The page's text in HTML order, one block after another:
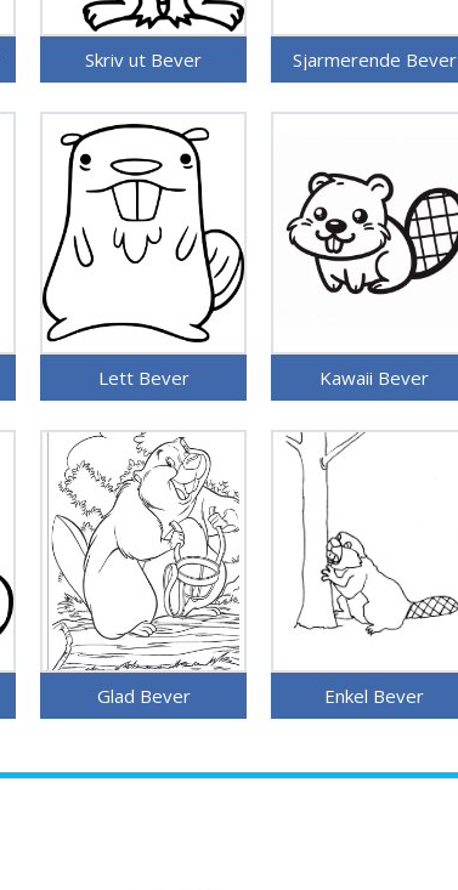
Skriv ut Bever Sjarmerende Bever
Lett Bever Kawaii Bever
Glad Bever Enkel Bever